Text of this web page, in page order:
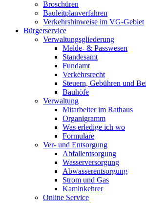
Broschüren
Bauleitplanverfahren
Verkehrshinweise im VG-Gebiet
Bürgerservice
Verwaltungsgliederung
Melde- & Passwesen
Standesamt
Fundamt
Verkehrsrecht
Steuern, Gebühren und
Bauhöfe
Verwaltung
Mitarbeiter im Rathaus
Organigramm
Was erledige ich wo
Formulare
Ver- und Entsorgung
Abfallentsorgung
Wasserversorgung
Abwasserentsorgung
Strom und Gas
Kaminkehrer
Online Service